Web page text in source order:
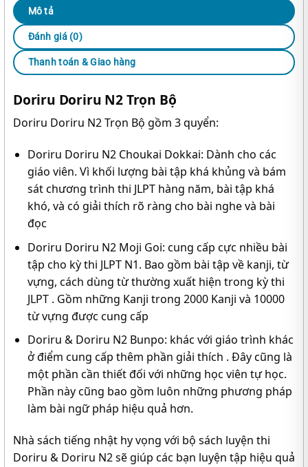
Mô tả
Đánh giá (0)
Thanh toán & Giao hàng
Doriru Doriru N2 Trọn Bộ
Doriru Doriru N2 Trọn Bộ gồm 3 quyển:
Doriru Doriru N2 Choukai Dokkai: Dành cho các
giáo viên. Vì khối lượng bài tập khá khủng và bám
sát chương trình thi JLPT hàng năm, bài tập khá
khó, và có giải thích rõ ràng cho bài nghe và bài
đọc
Doriru Doriru N2 Moji Goi: cung cấp cực nhiều bài
tập cho kỳ thi JLPT N1. Bao gồm bài tập về kanji, từ
vựng, cách dùng từ thường xuất hiện trong kỳ thi
JLPT . Gồm những Kanji trong 2000 Kanji và 10000
từ vựng được cung cấp
Doriru & Doriru N2 Bunpo: khác với giáo trình khác
ở điểm cung cấp thêm phần giải thích . Đây cũng là
một phần cần thiết đối với những học viên tự học.
Phần này cũng bao gồm luôn những phương pháp
làm bài ngữ pháp hiệu quả hơn.
Nhà sách tiếng nhật hy vọng với bộ sách luyện thi
Doriru & Doriru N2 sẽ giúp các bạn luyện tập hiệu quả